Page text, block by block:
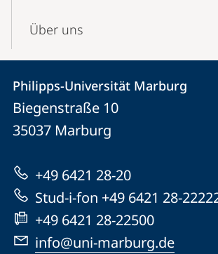
Über uns
Kontakt
und
Informationen
zur
Website
Kontaktinformationen
Philipps-
Universität
Philipps-Universität Marburg
Biegenstraße 10
35037 Marburg
+49 6421 28-20
Stud-i-fon +49 6421 28-
+49 6421 28-22500
info@uni-marburg.de